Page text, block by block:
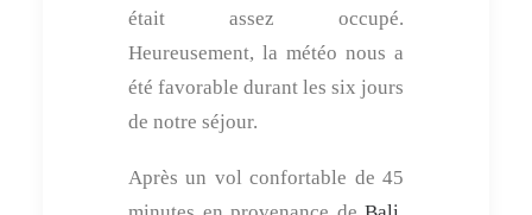
était assez occupé.
Heureusement, la météo nous a
été favorable durant les six jours
de notre séjour.
Après un vol confortable de 45